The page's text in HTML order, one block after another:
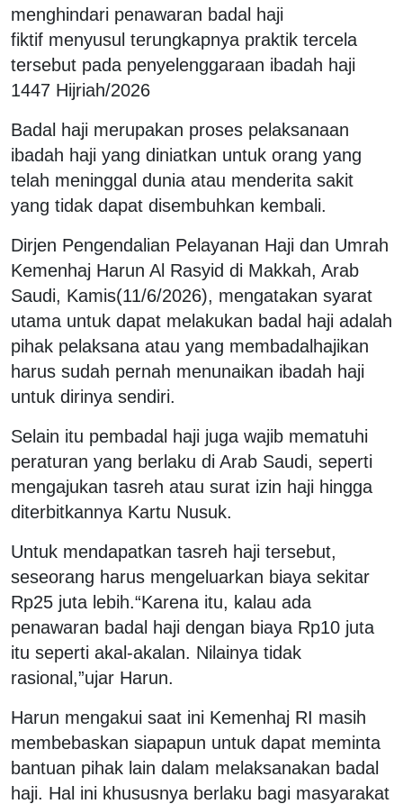
menghindari penawaran badal haji
fiktif menyusul terungkapnya praktik tercela
tersebut pada penyelenggaraan ibadah haji
1447 Hijriah/2026
Badal haji merupakan proses pelaksanaan
ibadah haji yang diniatkan untuk orang yang
telah meninggal dunia atau menderita sakit
yang tidak dapat disembuhkan kembali.
Dirjen Pengendalian Pelayanan Haji dan Umrah
Kemenhaj Harun Al Rasyid di Makkah, Arab
Saudi, Kamis(11/6/2026), mengatakan syarat
utama untuk dapat melakukan badal haji adalah
pihak pelaksana atau yang membadalhajikan
harus sudah pernah menunaikan ibadah haji
untuk dirinya sendiri.
Selain itu pembadal haji juga wajib mematuhi
peraturan yang berlaku di Arab Saudi, seperti
mengajukan tasreh atau surat izin haji hingga
diterbitkannya Kartu Nusuk.
Untuk mendapatkan tasreh haji tersebut,
seseorang harus mengeluarkan biaya sekitar
Rp25 juta lebih.“Karena itu, kalau ada
penawaran badal haji dengan biaya Rp10 juta
itu seperti akal-akalan. Nilainya tidak
rasional,”ujar Harun.
Harun mengakui saat ini Kemenhaj RI masih
membebaskan siapapun untuk dapat meminta
bantuan pihak lain dalam melaksanakan badal
haji. Hal ini khususnya berlaku bagi masyarakat